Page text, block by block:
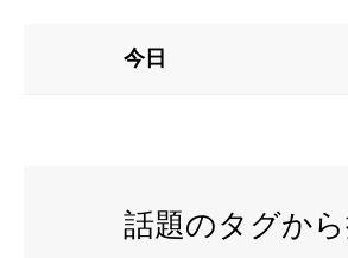
今日
話題のタグか